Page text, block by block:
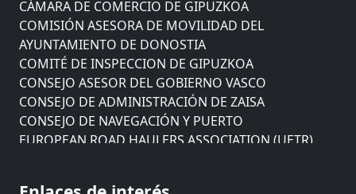
COMISIÓN ASESORA DE MOVILIDAD DEL
AYUNTAMIENTO DE DONOSTIA
COMITÉ DE INSPECCION DE GIPUZKOA
CONSEJO ASESOR DEL GOBIERNO VASCO
CONSEJO DE ADMINISTRACIÓN DE ZAISA
CONSEJO DE NAVEGACIÓN Y PUERTO
EUROPEAN ROAD HAULERS ASSOCIATION (UETR)
FEVATRANS (FEDERACIÓN VASCA DE TRANSPORTES)